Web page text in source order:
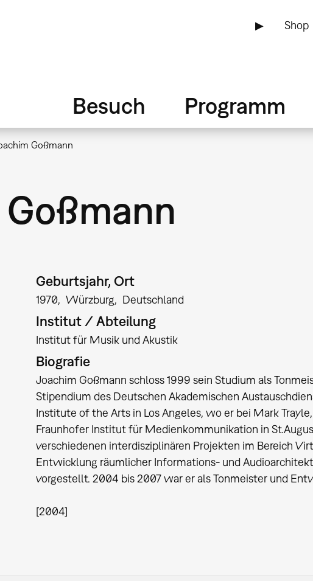
▶ Shop
Besuch Programm
Goßmann
Geburtsjahr, Ort
1970 Würzburg Deutschland
Institut / Abteilung
Institut für Musik und Akustik
Biografie
Joachim Goßmann schloss 1999 sein Studium als
Stipendium des Deutschen Akademischen
Institute of the Arts in Los Angeles, wo er bei Mark
Fraunhofer Institut für Medienkommunikation in
verschiedenen interdisziplinären Projekten im Bereich
Entwicklung räumlicher Informations- und
vorgestellt. 2004 bis 2007 war er als Tonmeister und
[2004]